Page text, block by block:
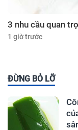
3 nhu cầu quan
1 giờ trước
ĐỪNG BỎ LỠ